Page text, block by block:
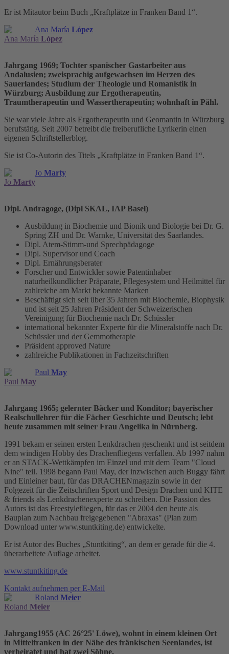
Er ist Mitautor beim Buch „Kraftplätze in Franken Band 1“.
Ana María López
Ana María López
Jahrgang 1969; Tochter spanischer Gastarbeiter aus
Andalusien; zweisprachig aufgewachsen im Herzen des
Sauerlandes; Studium der Theologie und Romanistik in
Würzburg; Ausbildung zur Ergotherapeutin,
Traumtherapeutin und Wassertherapeutin; wohnhaft in Pähl.
Sie war viele Jahre als Ergotherapeutin und Geomantin in Würzburg
berufstätig. Seit 2007 betreibt die freiberufliche Lyrikerin einen
eigenen Schriftstellerblog.
Sie ist Co-Autorin des Titels „Kraftplätze in Franken Band 1“.
Jo Marty
Jo Marty
Dipl. Andragoge, (Dipl SKAL, IAP Basel)
Ausbildung in Biochemie und Bionik und Biologie bei Dr. G.
Spring ZH und Dr. Warnke, Universität des Saarlandes.
Dipl. Atem-Stimm-und Sprechpädagoge
Dipl. Supervisor und Coach
Dipl. Ernährungsberater
Forscher und Entwickler sowie Patentinhaber
naturheilkundlicher Präparate, Pflegesystem und Heilmittel für
zahlreiche am Markt bekannte Marken
Beschäftigt sich seit über 35 Jahren mit Biochemie, Biophysik
und ist seit 25 Jahren Präsident der Schweizerischen
Vereinigung für Biochemie nach Dr. Schüssler
international bekannter Experte für die Mineralstoffe nach Dr.
Schüssler und der Gemmotherapie
Präsident approved Nature
zahlreiche Publikationen in Fachzeitschriften
Paul May
Paul May
Jahrgang 1965; gelernter Bäcker und Konditor; bayerischer
Realschullehrer für die Fächer Geschichte und Deutsch; lebt
heute zusammen mit seiner Frau Angelika in Nürnberg.
1991 bekam er seinen ersten Lenkdrachen geschenkt und ist seitdem
dem windigen Hobby des Drachenfliegens verfallen. Ab 1997 nahm
er an STACK-Wettkämpfen im Einzel und mit dem Team "Cloud
Nine" teil. 1998 begann Paul May, der inzwischen auch Buggy fährt
und Einleiner baut, für das DRACHENmagazin sowie in der
Folgezeit für die Zeitschriften Sport und Design Drachen und KITE
& friends als Lenkdrachenexperte zu schreiben. Die Passion des
Autors ist das Freestylefliegen, für das er 2004 den heute als
Bauplan zum Nachbau freigegebenen "Abraxas" (Plan zum
Download unter www.stuntkiting.de) entwickelte.
Er ist Autor des Buches „Stuntkiting“, an dem er gerade für die 4.
überarbeitete Auflage arbeitet.
www.stuntkiting.de
Kontakt aufnehmen per E-Mail
Roland Meier
Roland Meier
Jahrgang1955 (AC 26°25' Löwe), wohnt in einem kleinen Ort
in Mittelfranken in der Nähe des fränkischen Seenlandes, ist
verheiratet und hat zwei Söhne.